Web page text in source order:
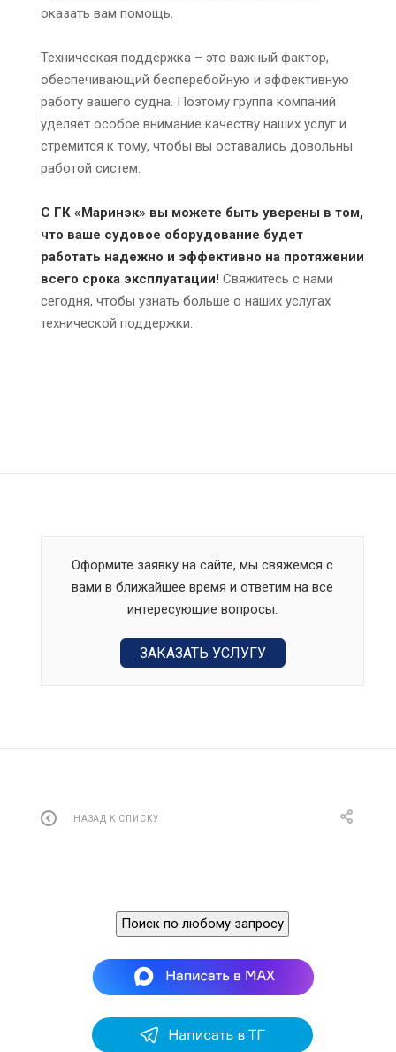
оказать вам помощь.
Техническая поддержка – это важный фактор,
обеспечивающий бесперебойную и эффективную
работу вашего судна. Поэтому группа компаний
уделяет особое внимание качеству наших услуг и
стремится к тому, чтобы вы оставались довольны
работой систем.
С ГК «Маринэк» вы можете быть уверены в том,
что ваше судовое оборудование будет
работать надежно и эффективно на протяжении
всего срока эксплуатации! Свяжитесь с нами
сегодня, чтобы узнать больше о наших услугах
технической поддержки.
Оформите заявку на сайте, мы свяжемся с
вами в ближайшее время и ответим на все
интересующие вопросы.
ЗАКАЗАТЬ УСЛУГУ
НАЗАД К СПИСКУ
Поиск по любому запросу